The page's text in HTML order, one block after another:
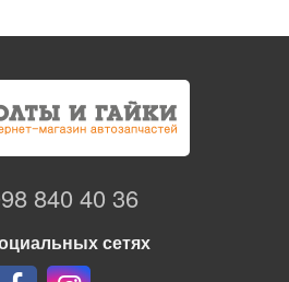
840 40 36
сетях